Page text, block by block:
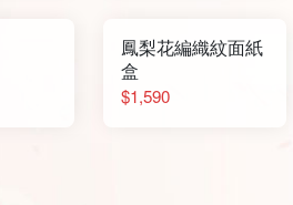
鳳梨花編織紋面紙
盒
$1,590